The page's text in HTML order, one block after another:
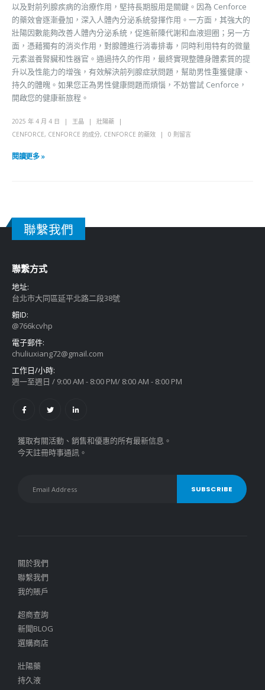
以及對前列腺疾病的治療作用，堅持長期服用是關鍵。因為 Cenforce
的藥效會逐漸疊加，深入人體內分泌系統發揮作用。一方面，其強大的
壯陽因數能夠改善人體內分泌系統，促進新陳代謝和血液迴圈；另一方
面，憑藉獨有的消炎作用，對腺體進行消毒排毒，同時利用特有的微量
元素滋養腎臟和性器官。通過持久的作用，最終實現整體身體素質的提
升以及性能力的增強，有效解決前列腺症狀問題，幫助男性重獲健康、
持久的體魄。如果您正為男性健康問題而煩惱，不妨嘗試 Cenforce，
開啟您的健康新旅程。
2025 年 4 月 4 日 王晶
壯陽藥
CENFORCE, CENFORCE 的成分, CENFORCE 的藥效 0 則留言
閱讀更多 »
聯繫我們
聯繫方式
地址:
台北市大同區延平北路二段38號
賴ID:
@766kcvhp
電子郵件:
chuliuxiang72@gmail.com
工作日/小時:
週一至週日 / 9:00 AM - 8:00 PM/ 8:00 AM - 8:00 PM
獲取有關活動、銷售和優惠的所有最新信息。
今天註冊時事通訊。
關於我們
聯繫我們
我的賬戶
超商查詢
新聞BLOG
選購商店
壯陽藥
持久液